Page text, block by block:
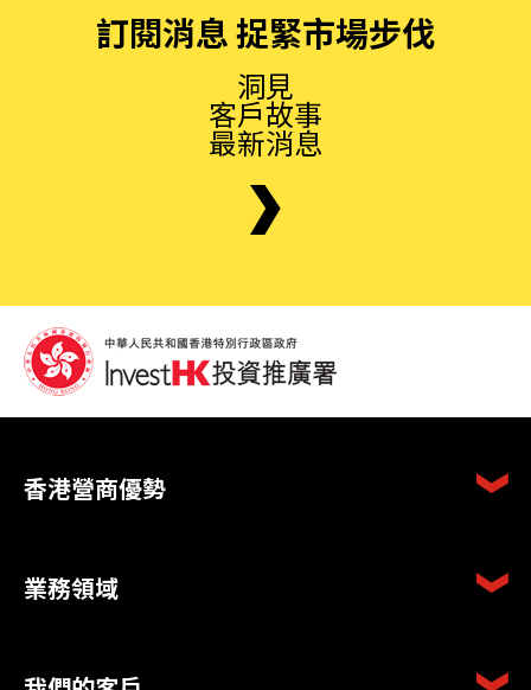
訂閱消息 捉緊市場步伐
洞見
客戶故事
最新消息
香港營商優勢
業務領域